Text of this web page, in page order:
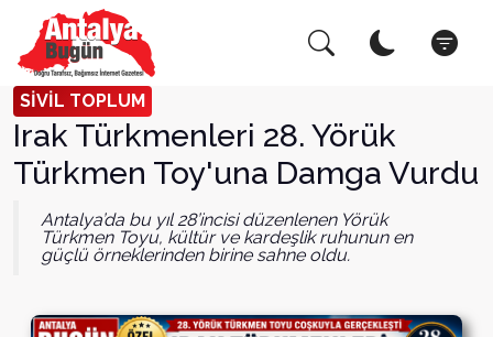
SİVİL TOPLUM
Irak Türkmenleri 28. Yörük
Türkmen Toy'una Damga Vurdu
Antalya’da bu yıl 28’incisi düzenlenen Yörük
Türkmen Toyu, kültür ve kardeşlik ruhunun en
güçlü örneklerinden birine sahne oldu.
Arama Yap! Kapat